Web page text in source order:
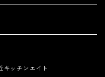
キッチンエイト